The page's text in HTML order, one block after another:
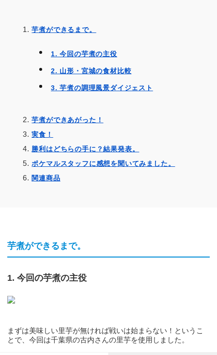
芋煮ができるまで。
1. 今回の芋煮の主役
2. 山形・宮城の食材比較
3. 芋煮の調理風景ダイジェスト
芋煮ができあがった！
実食！
勝利はどちらの手に？結果発表。
ポケマルスタッフに感想を聞いてみました。
関連商品
芋煮ができるまで。
1. 今回の芋煮の主役
まずは美味しい里芋が無ければ戦いは始まらない！というこ
とで、今回は千葉県の古内さんの里芋を使用しました。